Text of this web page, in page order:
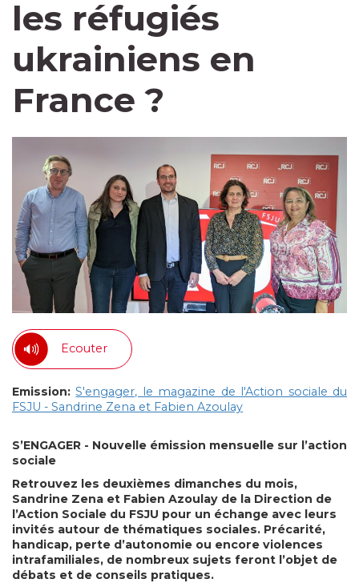
les réfugiés
ukrainiens en
France ?
Ecouter
Emission: S'engager, le magazine de l'Action sociale du
FSJU - Sandrine Zena et Fabien Azoulay
S’ENGAGER - Nouvelle émission mensuelle sur l’action
sociale
Retrouvez les deuxièmes dimanches du mois,
Sandrine Zena et Fabien Azoulay de la Direction de
l’Action Sociale du FSJU pour un échange avec leurs
invités autour de thématiques sociales. Précarité,
handicap, perte d’autonomie ou encore violences
intrafamiliales, de nombreux sujets feront l’objet de
débats et de conseils pratiques.